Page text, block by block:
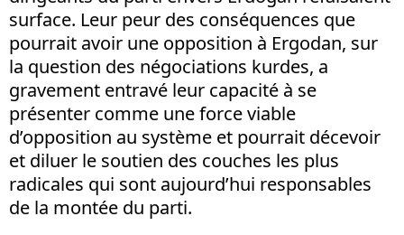
surface. Leur peur des conséquences que
pourrait avoir une opposition à Ergodan, sur
la question des négociations kurdes, a
gravement entravé leur capacité à se
présenter comme une force viable
d’opposition au système et pourrait décevoir
et diluer le soutien des couches les plus
radicales qui sont aujourd’hui responsables
de la montée du parti.